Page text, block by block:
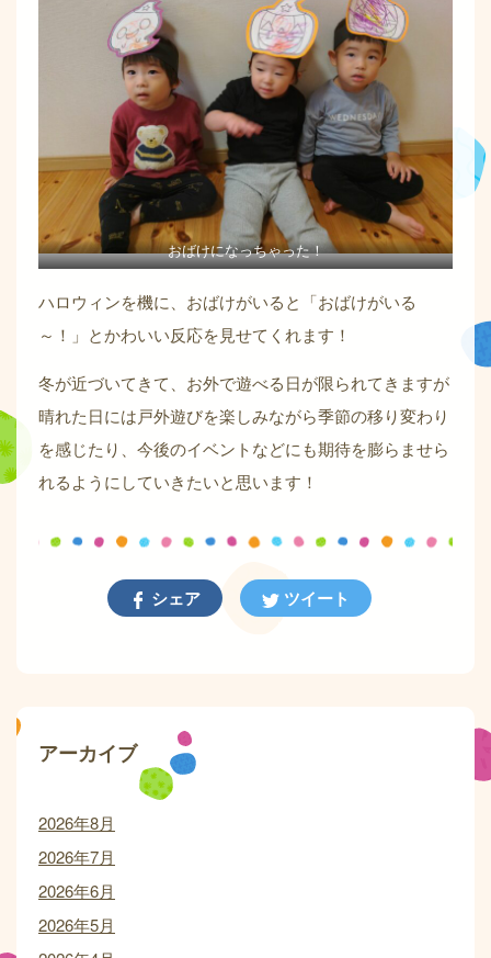
おばけになっちゃった！
ハロウィンを機に、おばけがいると「おばけがいる
～！」とかわいい反応を見せてくれます！
冬が近づいてきて、お外で遊べる日が限られてきますが
晴れた日には戸外遊びを楽しみながら季節の移り変わり
を感じたり、今後のイベントなどにも期待を膨らませら
れるようにしていきたいと思います！
シェア ツイート
アーカイブ
2026年8月
2026年7月
2026年6月
2026年5月